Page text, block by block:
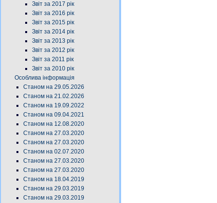
Звіт за 2017 рік
Звіт за 2016 рік
Звіт за 2015 рік
Звіт за 2014 рік
Звіт за 2013 рік
Звіт за 2012 рік
Звіт за 2011 рік
Звіт за 2010 рік
Особлива інформація
Станом на 29.05.2026
Станом на 21.02.2026
Станом на 19.09.2022
Станом на 09.04.2021
Станом на 12.08.2020
Станом на 27.03.2020
Станом на 27.03.2020
Станом на 02.07.2020
Станом на 27.03.2020
Станом на 27.03.2020
Станом на 18.04.2019
Станом на 29.03.2019
Станом на 29.03.2019